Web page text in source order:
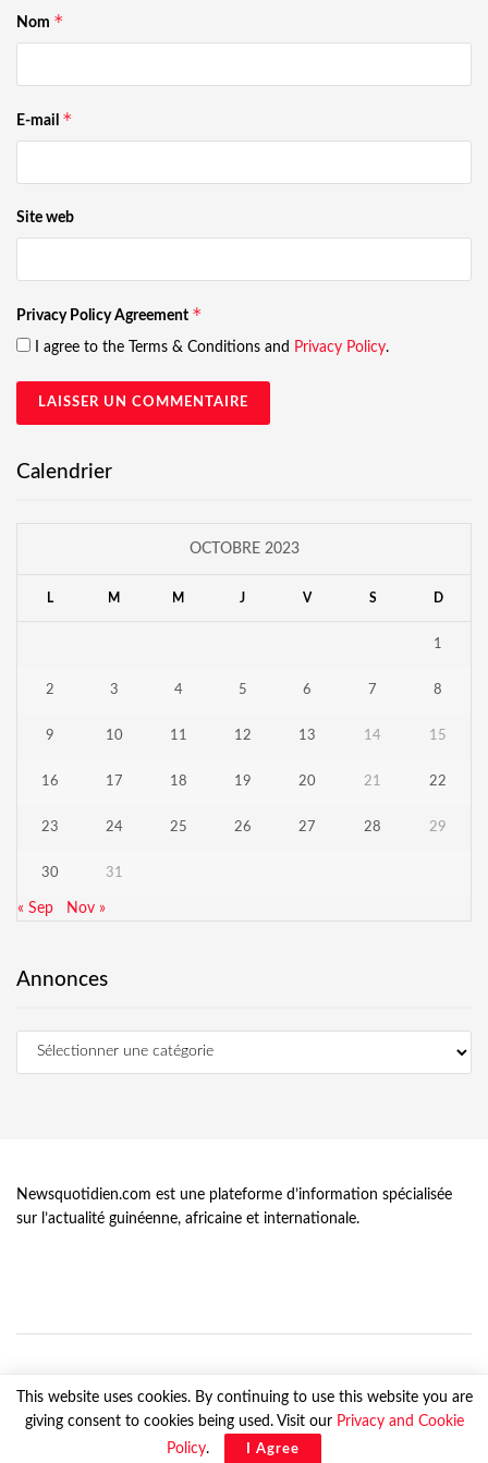
Nom *
E-mail *
Site web
Privacy Policy Agreement *
I agree to the Terms & Conditions and Privacy Policy.
Calendrier
OCTOBRE 2023
L M M J V S D
1
2 3 4 5 6 7 8
9 10 11 12 13 14 15
16 17 18 19 20 21 22
23 24 25 26 27 28 29
30 31
« Sep Nov »
Annonces
Newsquotidien.com est une plateforme d’information spécialisée
sur l’actualité guinéenne, africaine et internationale.
© Newsquotidien.com, tous droits réservés
This website uses cookies. By continuing to use this website you are
giving consent to cookies being used. Visit our Privacy and Cookie
Policy. I Agree